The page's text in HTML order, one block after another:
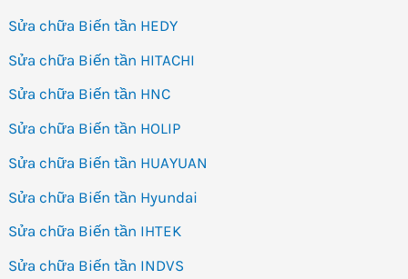
Sửa chữa Biến tần HEDY
Sửa chữa Biến tần HITACHI
Sửa chữa Biến tần HNC
Sửa chữa Biến tần HOLIP
Sửa chữa Biến tần HUAYUAN
Sửa chữa Biến tần Hyundai
Sửa chữa Biến tần IHTEK
Sửa chữa Biến tần INDVS